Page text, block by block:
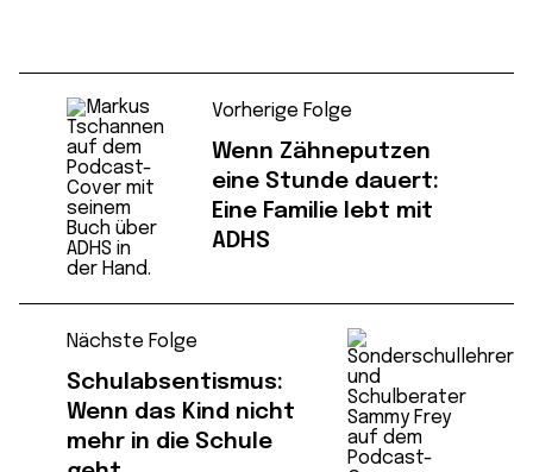
Vorherige Folge
Wenn Zähneputzen
eine Stunde dauert:
Eine Familie lebt mit
ADHS
Nächste Folge
Schulabsentismus:
Wenn das Kind nicht
mehr in die Schule